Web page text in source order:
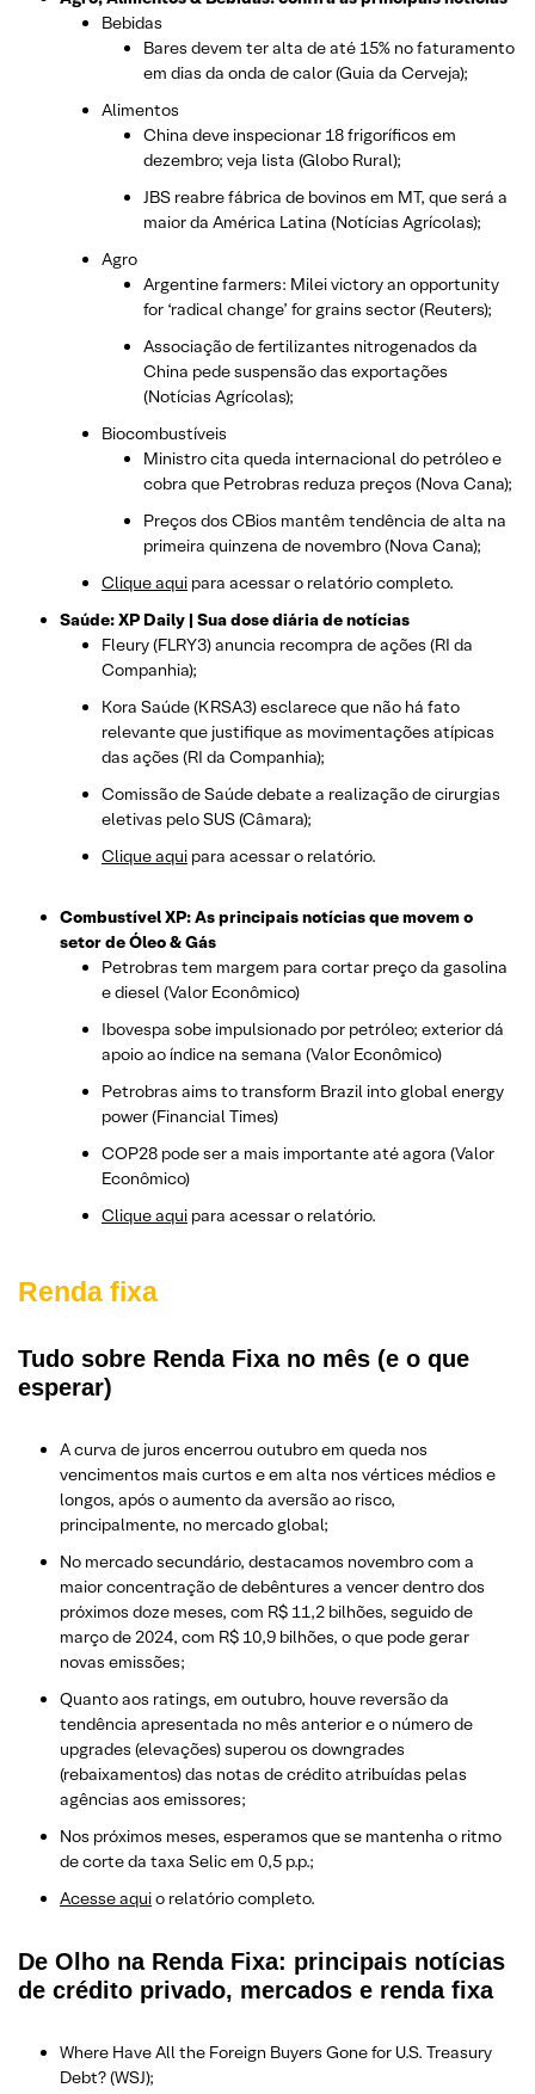
Bebidas
Bares devem ter alta de até 15% no faturamento
em dias da onda de calor (Guia da Cerveja);
Alimentos
China deve inspecionar 18 frigoríficos em
dezembro; veja lista (Globo Rural);
JBS reabre fábrica de bovinos em MT, que será a
maior da América Latina (Notícias Agrícolas);
Agro
Argentine farmers: Milei victory an opportunity
for ‘radical change’ for grains sector (Reuters);
Associação de fertilizantes nitrogenados da
China pede suspensão das exportações
(Notícias Agrícolas);
Biocombustíveis
Ministro cita queda internacional do petróleo e
cobra que Petrobras reduza preços (Nova Cana);
Preços dos CBios mantêm tendência de alta na
primeira quinzena de novembro (Nova Cana);
Clique aqui para acessar o relatório completo.
Saúde: XP Daily | Sua dose diária de notícias
Fleury (FLRY3) anuncia recompra de ações (RI da
Companhia);
Kora Saúde (KRSA3) esclarece que não há fato
relevante que justifique as movimentações atípicas
das ações (RI da Companhia);
Comissão de Saúde debate a realização de cirurgias
eletivas pelo SUS (Câmara);
Clique aqui para acessar o relatório.
Combustível XP: As principais notícias que movem o
setor de Óleo & Gás
Petrobras tem margem para cortar preço da gasolina
e diesel (Valor Econômico)
Ibovespa sobe impulsionado por petróleo; exterior dá
apoio ao índice na semana (Valor Econômico)
Petrobras aims to transform Brazil into global energy
power (Financial Times)
COP28 pode ser a mais importante até agora (Valor
Econômico)
Clique aqui para acessar o relatório.
Renda fixa
Tudo sobre Renda Fixa no mês (e o que
esperar)
A curva de juros encerrou outubro em queda nos
vencimentos mais curtos e em alta nos vértices médios e
longos, após o aumento da aversão ao risco,
principalmente, no mercado global;
No mercado secundário, destacamos novembro com a
maior concentração de debêntures a vencer dentro dos
próximos doze meses, com R$ 11,2 bilhões, seguido de
março de 2024, com R$ 10,9 bilhões, o que pode gerar
novas emissões;
Quanto aos ratings, em outubro, houve reversão da
tendência apresentada no mês anterior e o número de
upgrades (elevações) superou os downgrades
(rebaixamentos) das notas de crédito atribuídas pelas
agências aos emissores;
Nos próximos meses, esperamos que se mantenha o ritmo
de corte da taxa Selic em 0,5 p.p.;
Acesse aquio relatório completo.
De Olho na Renda Fixa: principais notícias
de crédito privado, mercados e renda fixa
Where Have All the Foreign Buyers Gone for U.S. Treasury
Debt? (WSJ);